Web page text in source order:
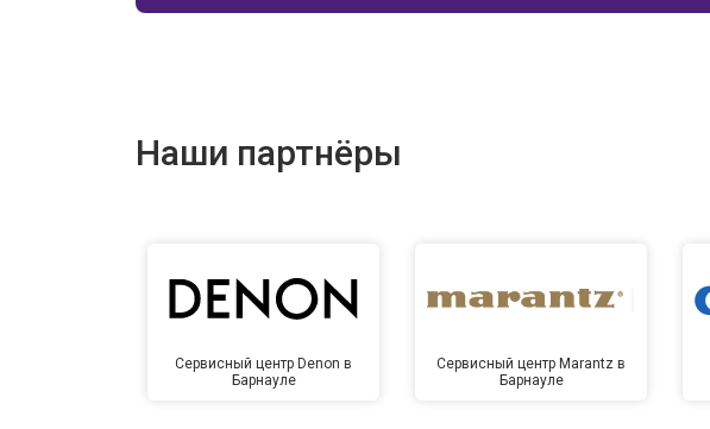
Наши партнёры
Сервисный центр Denon в
Барнауле
Сервисный центр Marantz в
Барнауле